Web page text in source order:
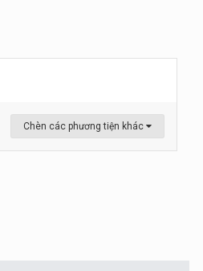
Chèn các phương tiện khác